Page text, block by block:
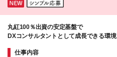
丸紅100％出資の安定基盤で
DXコンサルタントとして成長できる環境
仕事内容